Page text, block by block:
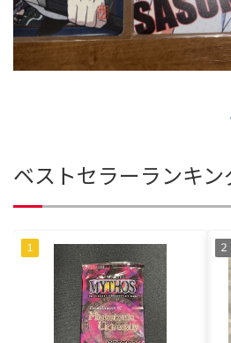
ベストセラーランキン